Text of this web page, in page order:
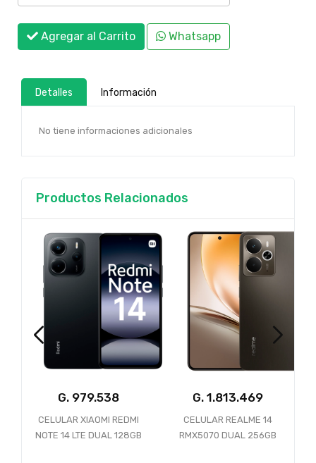
Agregar al Carrito Whatsapp
Detalles Información
No tiene informaciones adicionales
Productos Relacionados
CELULAR XIAOMI REDMI
NOTE 14 LTE DUAL 128GB
CELULAR REALME 14
RMX5070 DUAL 256GB